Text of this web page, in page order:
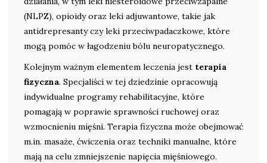
(NLPZ), opioidy oraz leki adjuwantowe, takie jak
antidrepresanty czy leki przeciwpadaczkowe, które
mogą pomóc w łagodzeniu bólu neuropatycznego.
Kolejnym ważnym elementem leczenia jest terapia
fizyczna. Specjaliści w tej dziedzinie opracowują
indywidualne programy rehabilitacyjne, które
pomagają w poprawie sprawności ruchowej oraz
wzmocnieniu mięśni. Terapia fizyczna może obejmować
m.in. masaże, ćwiczenia oraz techniki manualne, które
mają na celu zmniejszenie napięcia mięśniowego.